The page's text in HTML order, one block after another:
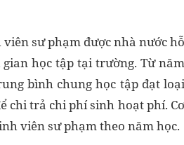
sư phạm được nhà nước hỗ
học tập tại trường. Từ năm
bình chung học tập đạt loại
chi trả chi phí sinh hoạt phí. Cơ
viên sư phạm theo năm học.